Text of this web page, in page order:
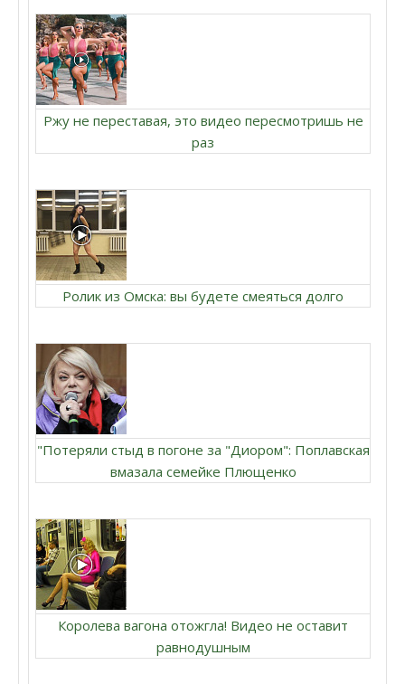
Ржу не переставая, это видео пересмотришь не
раз
Ролик из Омска: вы будете смеяться долго
"Потеряли стыд в погоне за "Диором": Поплавская
вмазала семейке Плющенко
Королева вагона отожгла! Видео не оставит
равнодушным